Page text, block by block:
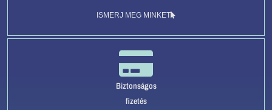
ISMERJ MEG MINKET
Biztonságos
fizetés